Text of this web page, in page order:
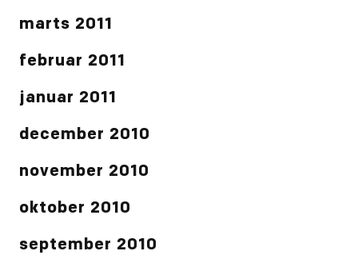
marts 2011
februar 2011
januar 2011
december 2010
november 2010
oktober 2010
september 2010